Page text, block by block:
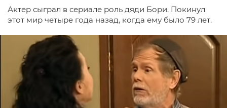
Актер сыграл в сериале роль дяди Бори. Покинул
этот мир четыре года назад, когда ему было 79 лет.